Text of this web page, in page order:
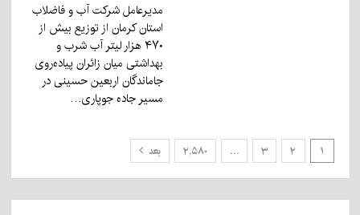
مدیرعامل شرکت آب و فاضلاب
استان کرمان از توزیع بیش از
۴۷۰ هزار لیتر آب شرب و
بهداشتی میان زائران پیاده‌روی
جاماندگان اربعین حسینی در
مسیر جاده جوپاری…
۱ ۲ ۳ … ۲,۵۸۰ بعد